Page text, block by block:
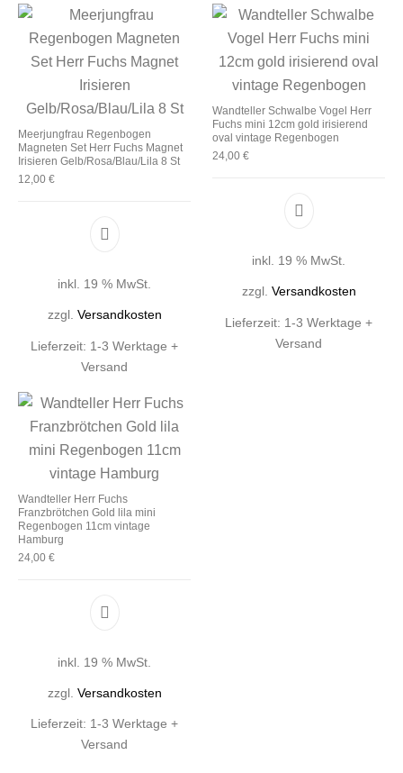
Meerjungfrau Regenbogen
Magneten Set Herr Fuchs Magnet
Irisieren Gelb/Rosa/Blau/Lila 8 St
12,00 €
inkl. 19 % MwSt.
zzgl. Versandkosten
Lieferzeit: 1-3 Werktage +
Versand
Wandteller Schwalbe Vogel Herr
Fuchs mini 12cm gold irisierend
oval vintage Regenbogen
24,00 €
inkl. 19 % MwSt.
zzgl. Versandkosten
Lieferzeit: 1-3 Werktage +
Versand
Wandteller Herr Fuchs
Franzbrötchen Gold lila mini
Regenbogen 11cm vintage
Hamburg
24,00 €
inkl. 19 % MwSt.
zzgl. Versandkosten
Lieferzeit: 1-3 Werktage +
Versand